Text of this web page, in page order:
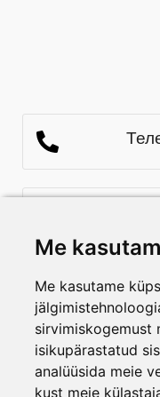
Me
Me kasutame
sirvimiskogemust
isikupärastatud
analüüsida meie
kust meie
Часы